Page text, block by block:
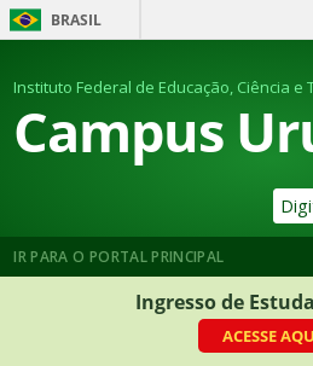
BRASIL
Instituto Federal de Educação, Ciência e
Campus
IR PARA O PORTAL PRINCIPAL
Ingresso de
ACESSE